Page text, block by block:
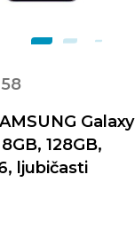
Galaxy
128GB,
ljubičasti